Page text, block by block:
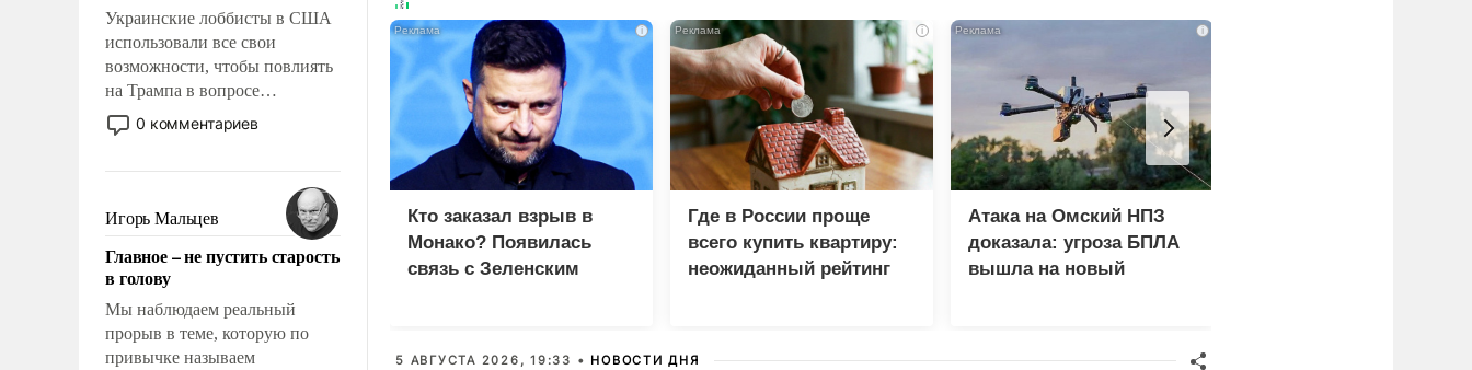
Украинские лоббисты в США
использовали все свои
возможности, чтобы повлиять
на Трампа в вопросе
предоставления вооружений
своим нанимателям. Вероятно,
консультирует Киев, пришла в
голову мысль: хорошо бы
продемонстрировать, что
Украина вступила в
вооруженное противостояние
с Ираном.
0 комментариев
Игорь Мальцев
Главное – не пустить старость
в голову
Мы наблюдаем реальный
прорыв в теме, которую по
привычке называем
i
Кто заказал взрыв в
Монако? Появилась
связь с Зеленским
i
Где в России проще
всего купить квартиру:
неожиданный рейтинг
i
Атака на Омский НПЗ
доказала: угроза БПЛА
вышла на новый
5 АВГУСТА 2026, 19:33 • НОВОСТИ ДНЯ